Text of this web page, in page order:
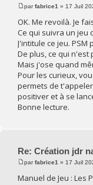
parfabrice1 » 17 Juil
OK. Me revoilà. Je
Ce qui suivra un jeu
J'intitule ce jeu.
De plus, ce qui n'est
Mais j'ose quand
Pour les curieux,
permets de
positiver et à se
Bonne lecture.
Re: Création jdr
parfabrice1 » 17 Juil
Manuel de Jeu : Les